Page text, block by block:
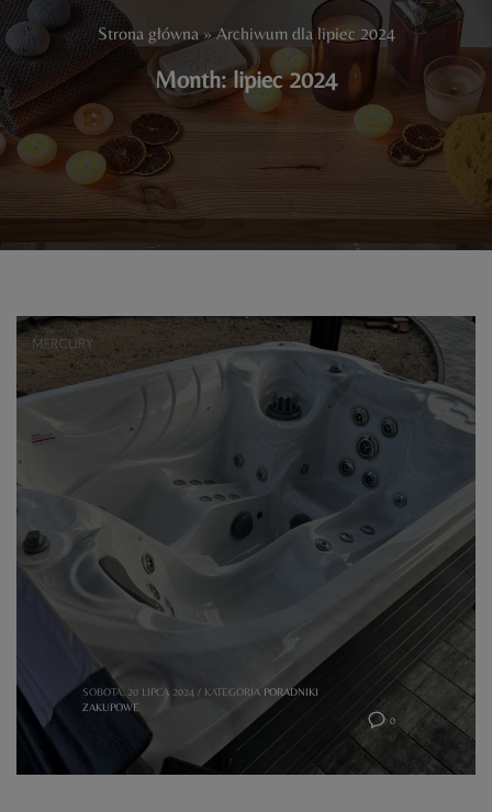
Strona główna »Archiwum dla lipiec 2024
Month: lipiec 2024
0
SOBOTA, 20 LIPCA 2024 / KATEGORIA PORADNIKI
ZAKUPOWE